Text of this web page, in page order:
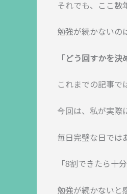
それでも、ここ数
勉強が続かないの
「どう回すかを
これまでの記事で
今回は、私が実際
毎日完璧な日では
「8割できたら十
勉強が続かないと